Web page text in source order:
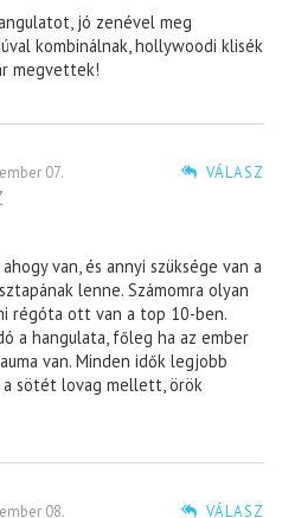
jó zenével meg
kombinálnak, hollywoodi klisék
megvettek!
VÁLASZ
07.
van, és annyi szüksége van a
lenne. Számomra olyan
régóta ott van a top 10-ben.
a hangulata, főleg ha az ember
van. Minden idők legjobb
a sötét lovag mellett, örök
VÁLASZ
08.